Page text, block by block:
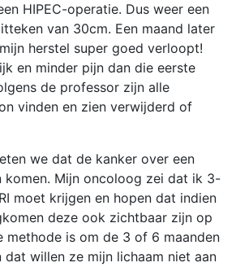
HIPEC-operatie. Dus weer een
van 30cm. Een maand later
herstel super goed verloopt!
en minder pijn dan die eerste
de professor zijn alle
vinden en zien verwijderd of
we dat de kanker over een
komen. Mijn oncoloog zei dat ik 3-
moet krijgen en hopen dat indien
deze ook zichtbaar zijn op
methode is om de 3 of 6 maanden
dat willen ze mijn lichaam niet aan